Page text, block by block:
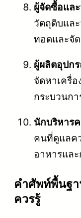
ผู้จัดซื้อแล
วัตถุดิบแล
ทอดและจั
ผู้ผลิตอุปก
จัดหาเครื่
กระบวนก
นักบริหาร
คนที่ดูแลค
อาหารแล
คําศัพท์พื้นฐา
ควรรู้